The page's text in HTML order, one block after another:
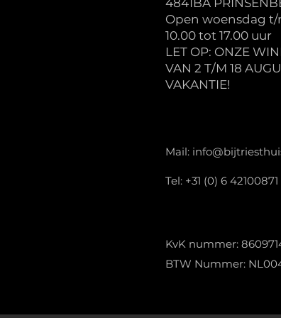
Open woensdag
10.00 tot 17.00 uur
LET OP: ONZE
VAN 2 T/M 18
VAKANTIE!
Mail:
Tel: +31 (0) 6 42100871
KvK nummer:
BTW Nummer: